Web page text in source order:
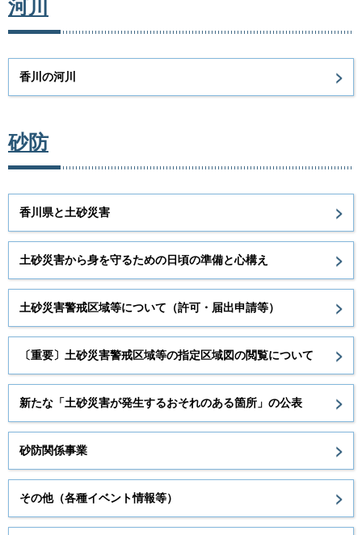
河川
香川の河川
砂防
香川県と土砂災害
土砂災害から身を守るための日頃の準備と心構え
土砂災害警戒区域等について（許可・届出申請等）
〔重要〕土砂災害警戒区域等の指定区域図の閲覧について
新たな「土砂災害が発生するおそれのある箇所」の公表
砂防関係事業
その他（各種イベント情報等）